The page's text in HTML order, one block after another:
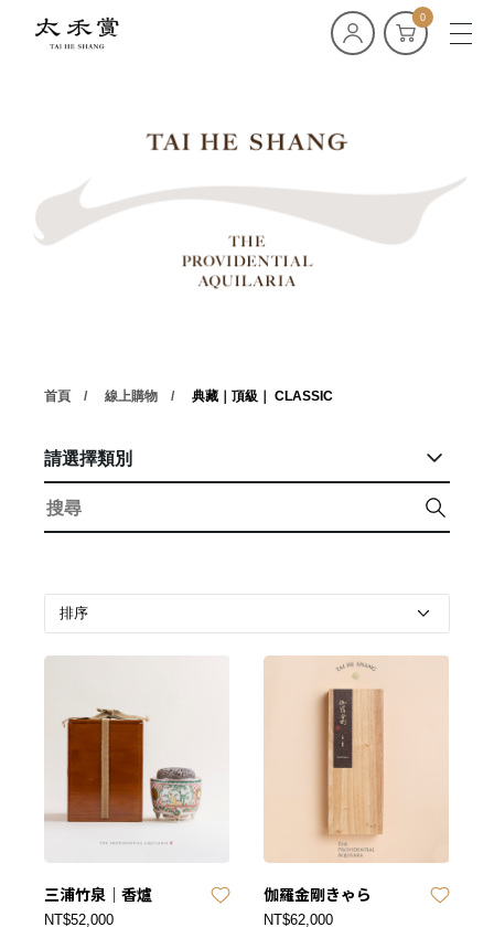
0
首頁 線上購物 典藏｜頂級｜ CLASSIC
請選擇類別
三浦竹泉｜香爐
NT$52,000
伽羅金剛きゃら
NT$62,000